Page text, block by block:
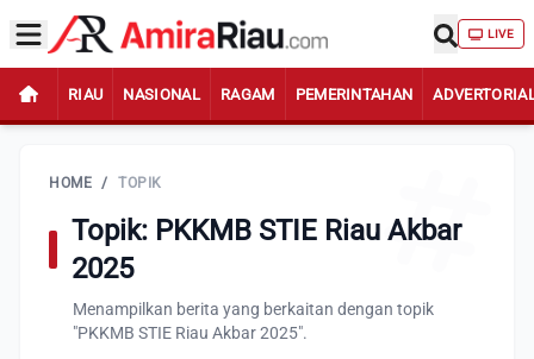
LIVE
RIAU NASIONAL RAGAM PEMERINTAHAN
HOME / TOPIK
Topik: PKKMB STIE Riau Akbar
2025
Menampilkan berita yang berkaitan dengan topik
"PKKMB STIE Riau Akbar 2025".